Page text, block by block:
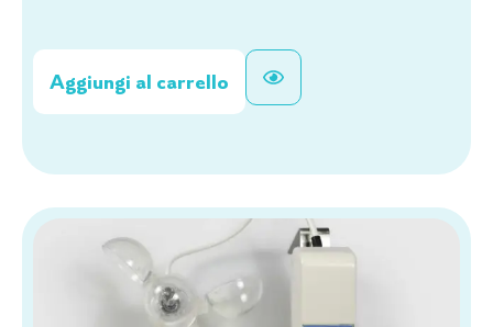
Aggiungi al carrello